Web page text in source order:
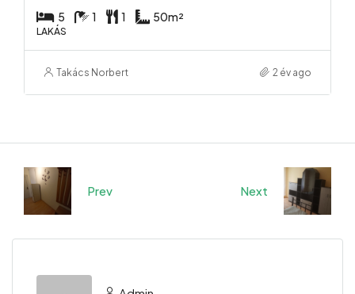
5 1 1 50m²
LAKÁS
Takács Norbert 2 év ago
Prev Next